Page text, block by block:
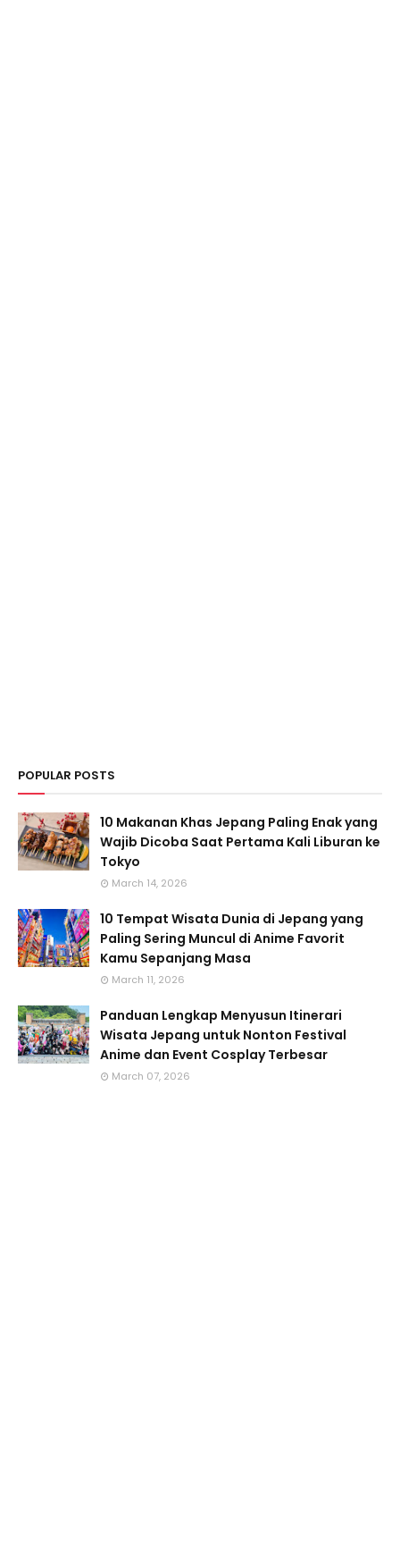
POPULAR POSTS
10 Makanan Khas Jepang Paling Enak yang
Wajib Dicoba Saat Pertama Kali Liburan ke
Tokyo
March 14, 2026
10 Tempat Wisata Dunia di Jepang yang
Paling Sering Muncul di Anime Favorit
Kamu Sepanjang Masa
March 11, 2026
Panduan Lengkap Menyusun Itinerari
Wisata Jepang untuk Nonton Festival
Anime dan Event Cosplay Terbesar
March 07, 2026